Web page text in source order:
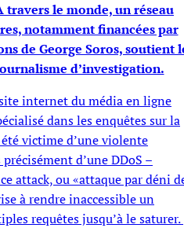
travers le monde, un réseau
notamment financées par
de George Soros, soutient
d’investigation.
internet du média en ligne
dans les enquêtes sur la
victime d’une violente
d’une DDoS –
attack, ou «attaque par déni
à rendre inaccessible un
requêtes jusqu’à le saturer.